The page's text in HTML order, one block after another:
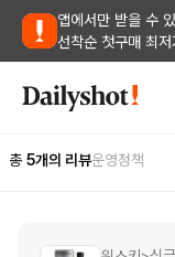
앱에서만 받을 수
선착순 첫구매 최
총 5개의 리뷰운영정책